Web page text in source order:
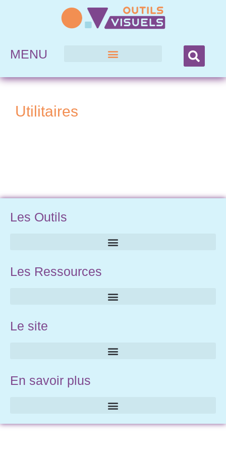
MENU
Utilitaires
Les Outils
Les Ressources
Le site
En savoir plus